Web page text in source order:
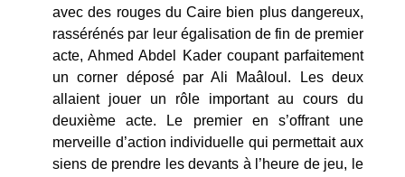
avec des rouges du Caire bien plus dangereux,
rassérénés par leur égalisation de fin de premier
acte, Ahmed Abdel Kader coupant parfaitement
un corner déposé par Ali Maâloul. Les deux
allaient jouer un rôle important au cours du
deuxième acte. Le premier en s’offrant une
merveille d’action individuelle qui permettait aux
siens de prendre les devants à l’heure de jeu, le